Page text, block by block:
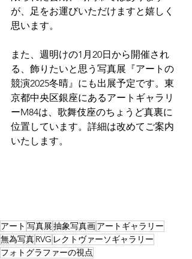
が、足をお運びいただけますと嬉しく
思います。
また、週明けの1月20日から開催され
る、飾りたいと思う写真展『アートの
競演2025冬晴』にも出展予定です。東
京都中央区銀座にあるアートギャラリ
ーM84は、歌舞伎座のちょうど真裏に
位置しています。詳細は改めてご案内
いたします。
アート 写真展抽象写真画アートギャラリー
無為写真RVG レクトヴァーソギャラリー
フォトグラファーの視点